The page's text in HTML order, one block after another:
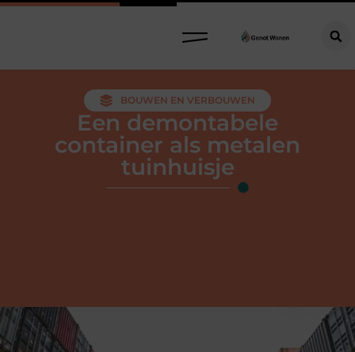
BOUWEN EN VERBOUWEN
Een demontabele
container als metalen
tuinhuisje